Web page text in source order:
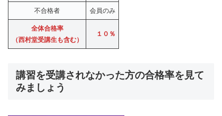
不合格者 会員のみ
全体合格率
（西村堂受講生も含む）
１０％
講習を受講されなかった方の合格率を見て
みましょう